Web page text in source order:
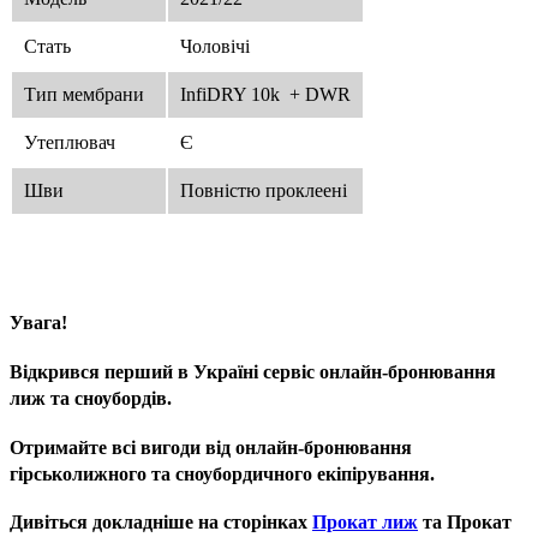
Стать Чоловічі
Тип мембрани InfiDRY 10k + DWR
Утеплювач Є
Шви Повністю проклеені
Увага!
Відкрився перший в Україні сервіс онлайн-бронювання
лиж та сноубордів.
Отримайте всі вигоди від онлайн-бронювання
гірськолижного та сноубордичного екіпірування.
Дивіться докладніше на сторінках Прокат лиж та Прокат